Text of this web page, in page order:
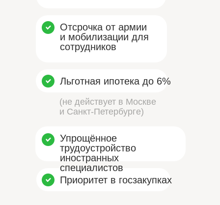
Приоритет в госзакупках
Упрощённое
трудоустройство
иностранных
специалистов
(не действует в Москве
и Санкт-Петербурге)
Льготная ипотека до 6%
Отсрочка от армии
и мобилизации для
сотрудников